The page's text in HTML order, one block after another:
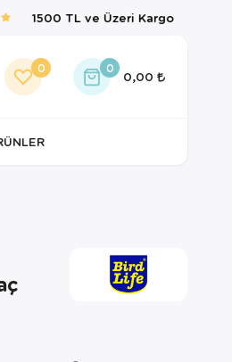
1500 TL ve Üzeri Kargo Ücretsiz
0 0
0,00